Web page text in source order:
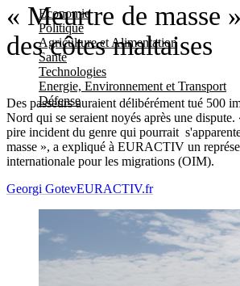
Economie
Politique
Agriculture et Alimentation
Santé
Technologies
Energie, Environnement et Transport
Défense
« Meurtre de masse
des côtes maltaises
Des passeurs auraient délibérément tué 500
Nord qui se seraient noyés après une
pire incident du genre qui pourrait
masse », a expliqué à EURACTIV un
internationale pour les migrations (OIM).
Georgi GotevEURACTIV.fr